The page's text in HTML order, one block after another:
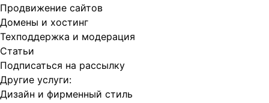
Продвижение сайтов
Домены и хостинг
Техподдержка и модерация
Статьи
Подписаться на рассылку
Другие услуги:
Дизайн и фирменный стиль